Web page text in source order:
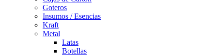
Goteros
Insumos / Esencias
Kraft
Metal
Latas
Botellas